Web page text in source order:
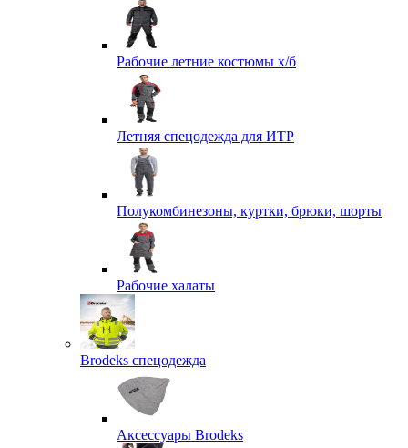
Рабочие летние костюмы х/б
Летняя спецодежда для ИТР
Полукомбинезоны, куртки, брюки, шорты
Рабочие халаты
Brodeks спецодежда
Аксессуары Brodeks